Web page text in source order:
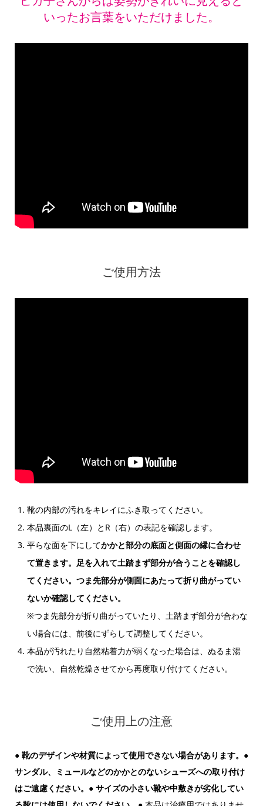
いったお言葉をいただけました。
ご使用方法
靴の内部の汚れをキレイにふき取ってください。
本品裏面のL（左）とR（右）の表記を確認します。
平らな面を下にしてかかと部分の底面と側面の縁に合わせ
て置きます。足を入れて土踏まず部分が合うことを確認し
てください。つま先部分が側面にあたって折り曲がってい
ないか確認してください。
※つま先部分が折り曲がっていたり、土踏まず部分が合わな
い場合には、前後にずらして調整してください。
本品が汚れたり自然粘着力が弱くなった場合は、ぬるま湯
で洗い、自然乾燥させてから再度取り付けてください。
ご使用上の注意
● 靴のデザインや材質によって使用できない場合があります。●
サンダル、ミュールなどのかかとのないシューズへの取り付け
はご遠慮ください。● サイズの小さい靴や中敷きが劣化してい